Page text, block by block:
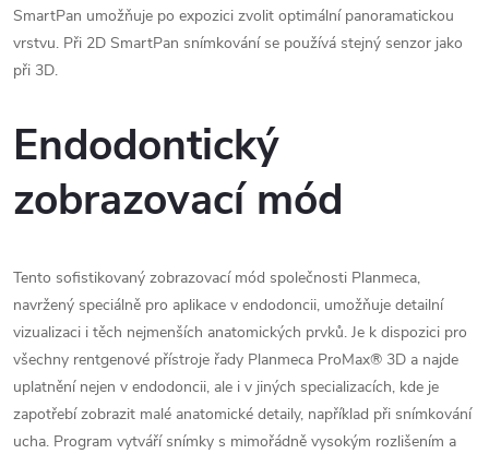
SmartPan umožňuje po expozici zvolit optimální panoramatickou
vrstvu. Při 2D SmartPan snímkování se používá stejný senzor jako
při 3D.
Endodontický
zobrazovací mód
Tento sofistikovaný zobrazovací mód společnosti Planmeca,
navržený speciálně pro aplikace v endodoncii, umožňuje detailní
vizualizaci i těch nejmenších anatomických prvků. Je k dispozici pro
všechny rentgenové přístroje řady Planmeca ProMax® 3D a najde
uplatnění nejen v endodoncii, ale i v jiných specializacích, kde je
zapotřebí zobrazit malé anatomické detaily, například při snímkování
ucha. Program vytváří snímky s mimořádně vysokým rozlišením a